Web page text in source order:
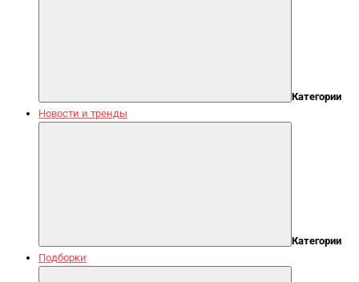
Категории
Новости и тренды
Категории
Подборки